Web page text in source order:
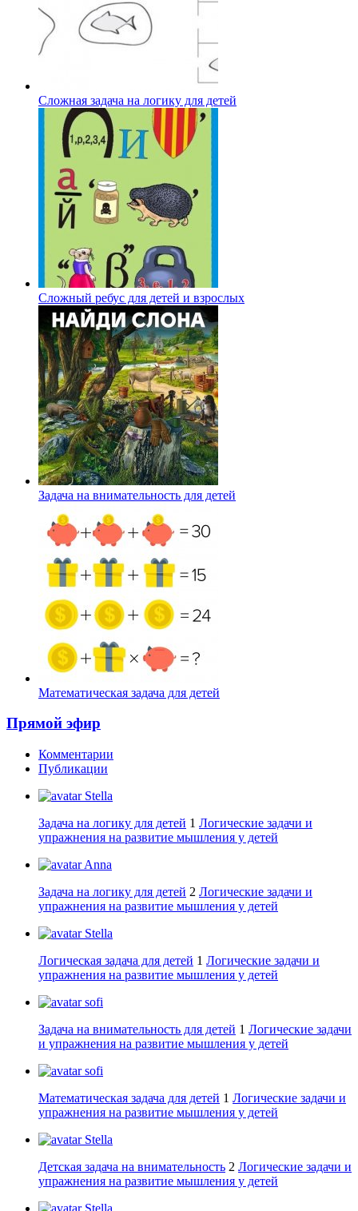
Сложная задача на логику для детей
Сложный ребус для детей и взрослых
Задача на внимательность для детей
Математическая задача для детей
Прямой эфир
Комментарии
Публикации
Stella
Задача на логику для детей 1 Логические задачи и
упражнения на развитие мышления у детей
Anna
Задача на логику для детей 2 Логические задачи и
упражнения на развитие мышления у детей
Stella
Логическая задача для детей 1 Логические задачи и
упражнения на развитие мышления у детей
sofi
Задача на внимательность для детей 1 Логические задачи
и упражнения на развитие мышления у детей
sofi
Математическая задача для детей 1 Логические задачи и
упражнения на развитие мышления у детей
Stella
Детская задача на внимательность 2 Логические задачи и
упражнения на развитие мышления у детей